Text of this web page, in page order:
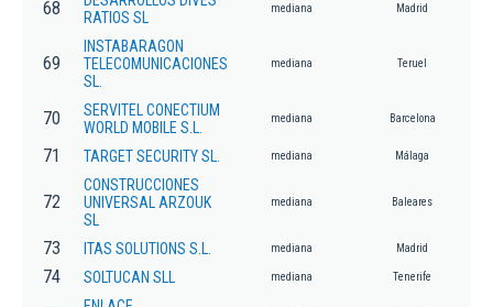
68
RATIOS SL
mediana Madrid
69
INSTABARAGON
TELECOMUNICACIONES
SL.
mediana Teruel
70
SERVITEL CONECTIUM
WORLD MOBILE S.L.
mediana Barcelona
71 TARGET SECURITY SL. mediana Málaga
72
CONSTRUCCIONES
UNIVERSAL ARZOUK
SL
mediana Baleares
73 ITAS SOLUTIONS S.L. mediana Madrid
74 SOLTUCAN SLL mediana Tenerife